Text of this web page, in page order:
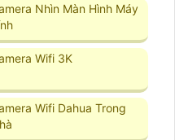
Nhìn Màn Hình Máy
Wifi 3K
Wifi Dahua Trong